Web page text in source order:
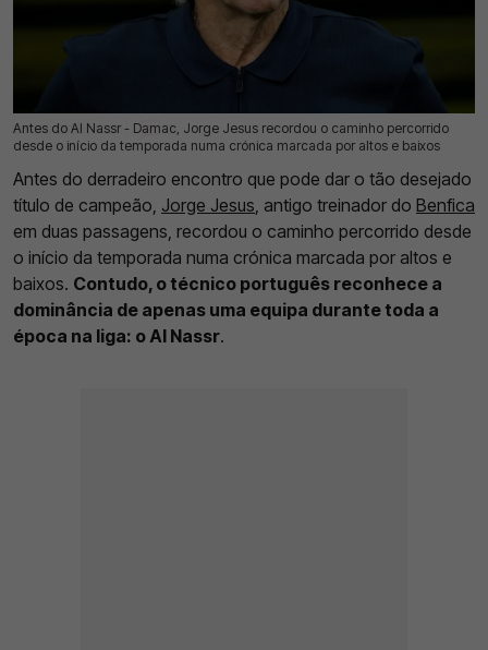
Antes do Al Nassr - Damac, Jorge Jesus recordou o caminho percorrido
desde o início da temporada numa crónica marcada por altos e baixos
20 Mai 2026 | 16:50 | 0
Antes do derradeiro encontro que pode dar o tão desejado
título de campeão, Jorge Jesus, antigo treinador do Benfica
em duas passagens, recordou o caminho percorrido desde
o início da temporada numa crónica marcada por altos e
baixos. Contudo, o técnico português reconhece a
dominância de apenas uma equipa durante toda a
época na liga: o Al Nassr.